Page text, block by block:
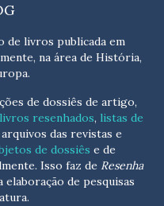
de livros publicada em
na área de História,
de dossiês de artigo,
resenhados, listas de
das revistas e
de dossiês e de
. Isso faz de Resenha
de pesquisas